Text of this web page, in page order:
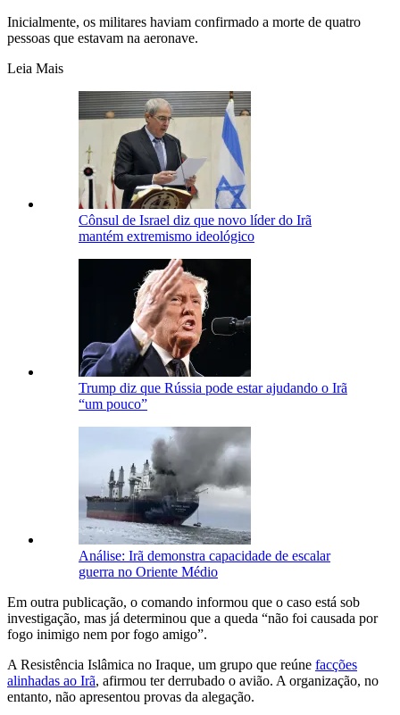
Inicialmente, os militares haviam confirmado a morte de quatro
pessoas que estavam na aeronave.
Leia Mais
Cônsul de Israel diz que novo líder do Irã
mantém extremismo ideológico
Trump diz que Rússia pode estar ajudando o Irã
“um pouco”
Análise: Irã demonstra capacidade de escalar
guerra no Oriente Médio
Em outra publicação, o comando informou que o caso está sob
investigação, mas já determinou que a queda “não foi causada por
fogo inimigo nem por fogo amigo”.
A Resistência Islâmica no Iraque, um grupo que reúne facções
alinhadas ao Irã, afirmou ter derrubado o avião. A organização, no
entanto, não apresentou provas da alegação.